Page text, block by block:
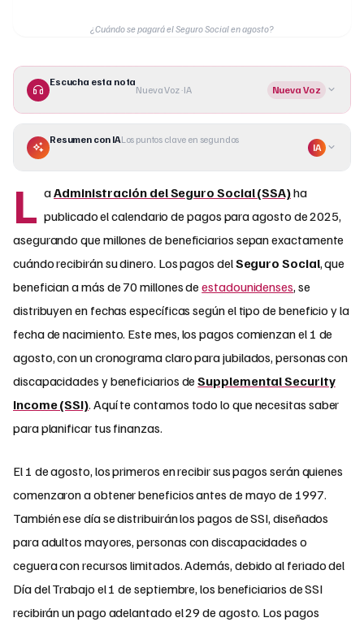
¿Cuándo se pagará el Seguro Social en agosto?
Escucha esta nota
Nueva Voz · IA Nueva Voz
Resumen con IALos puntos clave en segundos
IA
L aAdministración del Seguro Social (SSA)ha
publicado el calendario de pagos para agosto de 2025,
asegurando que millones de beneficiarios sepan exactamente
cuándo recibirán su dinero. Los pagos delSeguro Social, que
benefician a más de 70 millones deestadounidenses, se
distribuyen en fechas específicas según el tipo de beneficio y la
fecha de nacimiento. Este mes, los pagos comienzan el 1 de
agosto, con un cronograma claro para jubilados, personas con
discapacidades y beneficiarios deSupplemental Security
Income (SSI). Aquí te contamos todo lo que necesitas saber
para planificar tus finanzas.
El 1 de agosto, los primeros en recibir sus pagos serán quienes
comenzaron a obtener beneficios antes de mayo de 1997.
También ese día se distribuirán los pagos de SSI, diseñados
para adultos mayores, personas con discapacidades o
ceguera con recursos limitados. Además, debido al feriado del
Día del Trabajo el 1 de septiembre, los beneficiarios de SSI
recibirán un pago adelantado el 29 de agosto. Los pagos